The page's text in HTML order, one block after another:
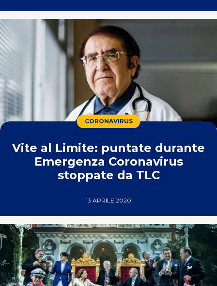
CORONAVIRUS
Vite al Limite: puntate durante
Emergenza Coronavirus
stoppate da TLC
13 APRILE 2020